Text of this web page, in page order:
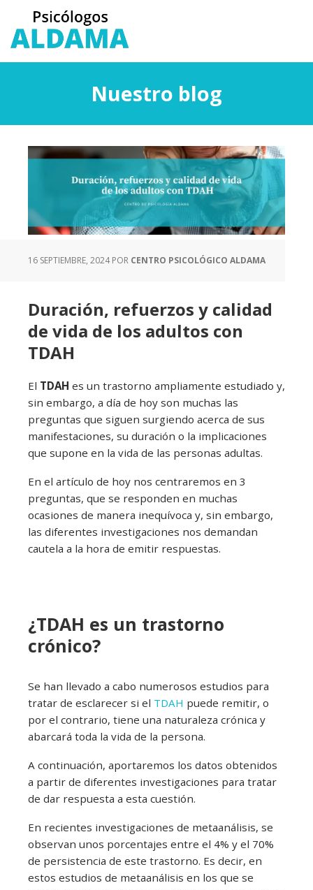
contenido
principal
barra
Nuestro blog
16 SEPTIEMBRE, 2024POR CENTRO PSICOLÓGICO ALDAMA
Duración, refuerzos y calidad
de vida de los adultos con
TDAH
El TDAH es un trastorno ampliamente estudiado y,
sin embargo, a día de hoy son muchas las
preguntas que siguen surgiendo acerca de sus
manifestaciones, su duración o la implicaciones
que supone en la vida de las personas adultas.
En el artículo de hoy nos centraremos en 3
preguntas, que se responden en muchas
ocasiones de manera inequívoca y, sin embargo,
las diferentes investigaciones nos demandan
cautela a la hora de emitir respuestas.
¿TDAH es un trastorno
crónico?
Se han llevado a cabo numerosos estudios para
tratar de esclarecer si el TDAH puede remitir, o
por el contrario, tiene una naturaleza crónica y
abarcará toda la vida de la persona.
A continuación, aportaremos los datos obtenidos
a partir de diferentes investigaciones para tratar
de dar respuesta a esta cuestión.
En recientes investigaciones de metaanálisis, se
observan unos porcentajes entre el 4% y el 70%
de persistencia de este trastorno. Es decir, en
estos estudios de metaanálisis en los que se